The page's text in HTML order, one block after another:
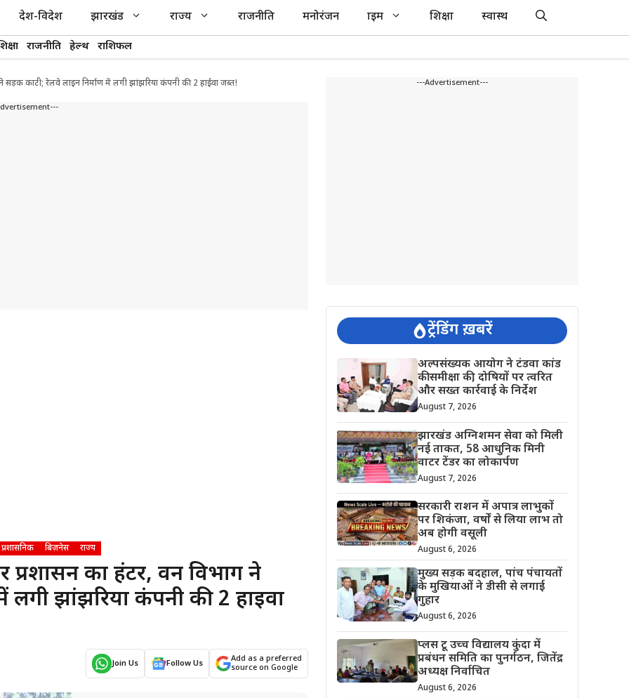
देश-विदेश झारखंड राज्य राजनीति मनोरंजन क्राइम शिक्षा स्वास्थ
राजनीति हेल्थ राशिफल
काटी; रेलवे लाइन निर्माण में लगी झांझरिया कंपनी की 2 हाईवा जब्त!
प्रशासनिक बिज़नेस राज्य
का हंटर, वन विभाग ने
झांझरिया कंपनी की 2 हाईवा
Join Us Follow Us
Add as a preferred
source on Google
---Advertisement---
ट्रेंडिंग ख़बरें
अल्पसंख्यक आयोग ने टंडवा कांड
की समीक्षा की, दोषियों पर त्वरित
और सख्त कार्रवाई के निर्देश
August 7, 2026
झारखंड अग्निशमन सेवा को मिली
नई ताकत, 58 आधुनिक मिनी
वाटर टेंडर का लोकार्पण
August 7, 2026
सरकारी राशन में अपात्र लाभुकों
पर शिकंजा, वर्षों से लिया लाभ तो
अब होगी वसूली
August 6, 2026
मुख्य सड़क बदहाल, पांच पंचायतों
के मुखियाओं ने डीसी से लगाई
गुहार
August 6, 2026
प्लस टू उच्च विद्यालय कुंदा में
प्रबंधन समिति का पुनर्गठन, जितेंद्र
अध्यक्ष निर्वाचित
August 6, 2026